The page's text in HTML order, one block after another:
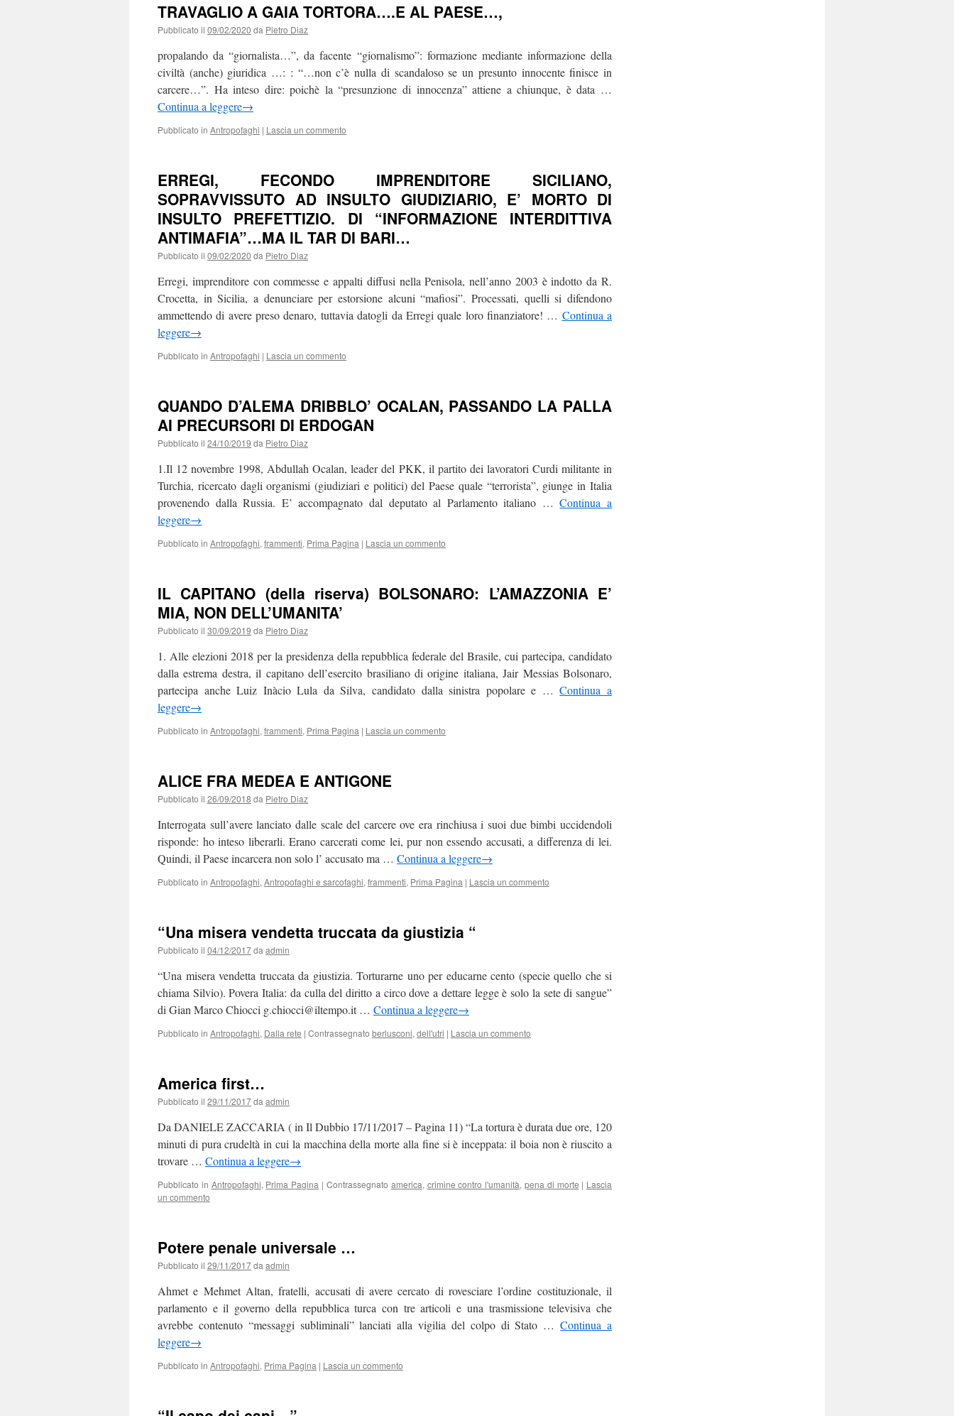
TRAVAGLIO A GAIA TORTORA….E AL PAESE…,
Pubblicato il 09/02/2020 da Pietro Diaz
propalando da “giornalista…”, da facente “giornalismo”: formazione mediante informazione della
civiltà (anche) giuridica …: : “…non c’è nulla di scandaloso se un presunto innocente finisce in
carcere…”. Ha inteso dire: poichè la “presunzione di innocenza” attiene a chiunque, è data …
Continua a leggere→
Pubblicato in Antropofaghi | Lascia un commento
ERREGI, FECONDO IMPRENDITORE SICILIANO,
SOPRAVVISSUTO AD INSULTO GIUDIZIARIO, E’ MORTO DI
INSULTO PREFETTIZIO. DI “INFORMAZIONE INTERDITTIVA
ANTIMAFIA”…MA IL TAR DI BARI…
Pubblicato il 09/02/2020 da Pietro Diaz
Erregi, imprenditore con commesse e appalti diffusi nella Penisola, nell’anno 2003 è indotto da R.
Crocetta, in Sicilia, a denunciare per estorsione alcuni “mafiosi”. Processati, quelli si difendono
ammettendo di avere preso denaro, tuttavia datogli da Erregi quale loro finanziatore! … Continua a
leggere→
Pubblicato in Antropofaghi | Lascia un commento
QUANDO D’ALEMA DRIBBLO’ OCALAN, PASSANDO LA PALLA
AI PRECURSORI DI ERDOGAN
Pubblicato il 24/10/2019 da Pietro Diaz
1.Il 12 novembre 1998, Abdullah Ocalan, leader del PKK, il partito dei lavoratori Curdi militante in
Turchia, ricercato dagli organismi (giudiziari e politici) del Paese quale “terrorista”, giunge in Italia
provenendo dalla Russia. E’ accompagnato dal deputato al Parlamento italiano …Continua a
leggere→
Pubblicato in Antropofaghi, frammenti, Prima Pagina | Lascia un commento
IL CAPITANO (della riserva) BOLSONARO: L’AMAZZONIA E’
MIA, NON DELL’UMANITA’
Pubblicato il 30/09/2019 da Pietro Diaz
1. Alle elezioni 2018 per la presidenza della repubblica federale del Brasile, cui partecipa, candidato
dalla estrema destra, il capitano dell’esercito brasiliano di origine italiana, Jair Messias Bolsonaro,
partecipa anche Luiz Inàcio Lula da Silva, candidato dalla sinistra popolare e …Continua a
leggere→
Pubblicato in Antropofaghi, frammenti, Prima Pagina | Lascia un commento
ALICE FRA MEDEA E ANTIGONE
Pubblicato il 26/09/2018 da Pietro Diaz
Interrogata sull’avere lanciato dalle scale del carcere ove era rinchiusa i suoi due bimbi uccidendoli
risponde: ho inteso liberarli. Erano carcerati come lei, pur non essendo accusati, a differenza di lei.
Quindi, il Paese incarcera non solo l’ accusato ma … Continua a leggere→
Pubblicato in Antropofaghi, Antropofaghi e sarcofaghi, frammenti, Prima Pagina | Lascia un commento
“Una misera vendetta truccata da giustizia “
Pubblicato il 04/12/2017da admin
“Una misera vendetta truccata da giustizia. Torturarne uno per educarne cento (specie quello che si
chiama Silvio). Povera Italia: da culla del diritto a circo dove a dettare legge è solo la sete di sangue”
di Gian Marco Chiocci g.chiocci@iltempo.it … Continua a leggere→
Pubblicato in Antropofaghi, Dalla rete | Contrassegnato berlusconi, dell'utri | Lascia un commento
America first…
Pubblicato il 29/11/2017da admin
Da DANIELE ZACCARIA ( in Il Dubbio 17/11/2017 – Pagina 11) “La tortura è durata due ore, 120
minuti di pura crudeltà in cui la macchina della morte alla fine si è inceppata: il boia non è riuscito a
trovare … Continua a leggere→
Pubblicato in Antropofaghi, Prima Pagina | Contrassegnato america, crimine contro l'umanità, pena di morte | Lascia
un commento
Potere penale universale …
Pubblicato il 29/11/2017da admin
Ahmet e Mehmet Altan, fratelli, accusati di avere cercato di rovesciare l’ordine costituzionale, il
parlamento e il governo della repubblica turca con tre articoli e una trasmissione televisiva che
avrebbe contenuto “messaggi subliminali” lanciati alla vigilia del colpo di Stato …Continua a
leggere→
Pubblicato in Antropofaghi, Prima Pagina | Lascia un commento